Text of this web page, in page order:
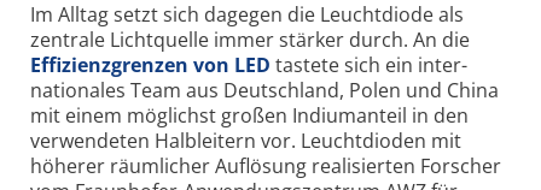
Im Alltag setzt sich dagegen die Leucht­diode als
zentrale Licht­quelle immer stärker durch. An die
Effizienz­grenzen von LED tastete sich ein inter­
nationales Team aus Deutschland, Polen und China
mit einem möglichst großen Indium­anteil in den
verwendeten Halb­leitern vor. Leucht­dioden mit
höherer räumlicher Auflösung realisierten Forscher